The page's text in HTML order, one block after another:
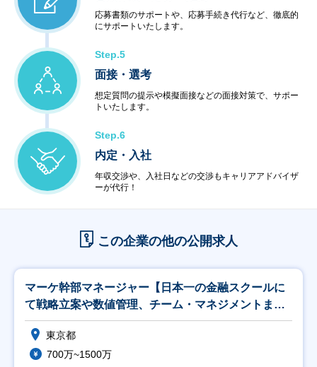
応募書類のサポートや、応募手続き代行など、徹底的
にサポートいたします。
Step.5
面接・選考
想定質問の提示や模擬面接などの面接対策で、サポー
トいたします。
Step.6
内定・入社
年収交渉や、入社日などの交渉もキャリアアドバイザ
ーが代行！
この企業の他の公開求人
マーケ幹部マネージャー【日本一の金融スクールに
て戦略立案や数値管理、チーム・マネジメントま
で】
東京都
700万~1500万